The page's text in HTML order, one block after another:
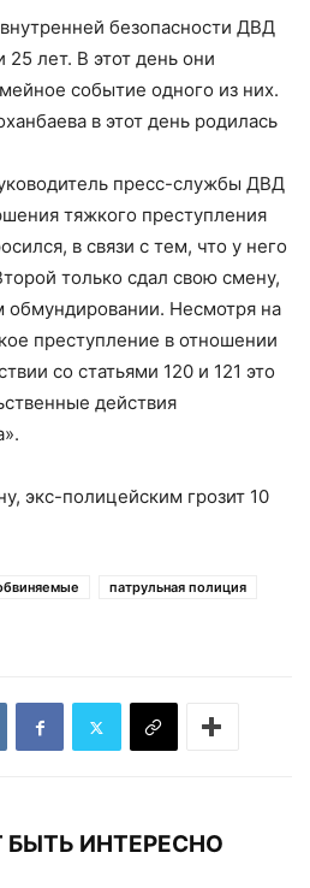
безопасности ДВД
лет. В этот день они
событие одного из них.
в этот день родилась
пресс-службы ДВД
тяжкого преступления
в связи с тем, что у него
только сдал свою смену,
обмундировании. Несмотря на
преступление в отношении
со статьями 120 и 121 это
действия
экс-полицейским грозит 10
патрульная полиция
ИНТЕРЕСНО